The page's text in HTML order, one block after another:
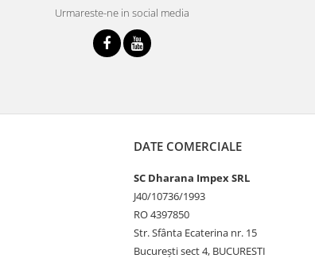
Urmareste-ne in social media
DATE COMERCIALE
SC Dharana Impex SRL
J40/10736/1993
RO 4397850
Str. Sfânta Ecaterina nr. 15
București sect 4, BUCURESTI